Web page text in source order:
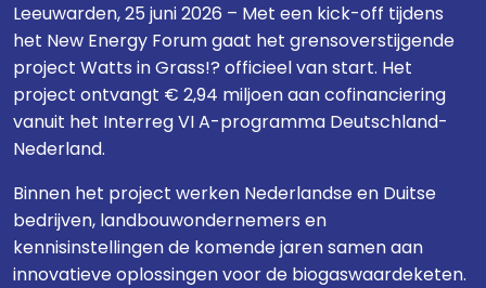
Leeuwarden, 25 juni 2026 – Met een kick-off tijdens
het New Energy Forum gaat het grensoverstijgende
project Watts in Grass!? officieel van start. Het
project ontvangt € 2,94 miljoen aan cofinanciering
vanuit het Interreg VI A-programma Deutschland-
Nederland.
Binnen het project werken Nederlandse en Duitse
bedrijven, landbouwondernemers en
kennisinstellingen de komende jaren samen aan
innovatieve oplossingen voor de biogaswaardeketen.